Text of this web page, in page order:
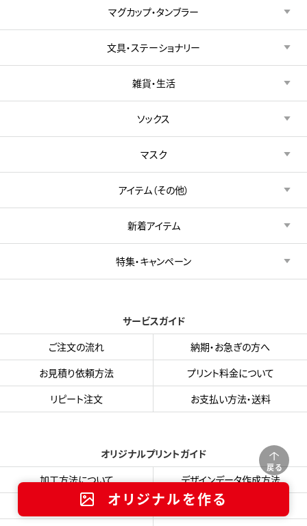
戻る
オリジナルを作る
マグカップ・タンブラー
文具・ステーショナリー
雑貨・生活
ソックス
マスク
アイテム（その他）
新着アイテム
特集・キャンペーン
サービスガイド
ご注文の流れ
納期・お急ぎの方へ
お見積り依頼方法
プリント料金について
リピート注文
お支払い方法・送料
オリジナルプリントガイド
加工方法について
デザインデータ作成方法
プリント色サンプル
入稿用テンプレート